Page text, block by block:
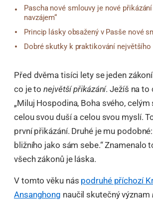
Pascha nové smlouvy je nové
navzájem“
Princip lásky obsažený v Pasše nové
Dobré skutky k praktikování
Před dvěma tisíci lety se jeden
co je tonejvětší přikázání. Ježíš na to
„Miluj Hospodina, Boha svého,
celou svou duší a celou svou myslí.
první přikázání. Druhé je mu
bližního jako sám sebe.“ Znamenalo
všech zákonů je láska.
V tomto věku nás podruhé příchozí
Ansanghong naučil skutečný význam